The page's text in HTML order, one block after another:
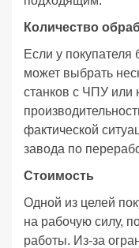
Количество
Если у
может выбрать
станков с ЧПУ или
фактической
завода по
Стоимость
Одной из целей
на рабочую силу,
работы. Из-за